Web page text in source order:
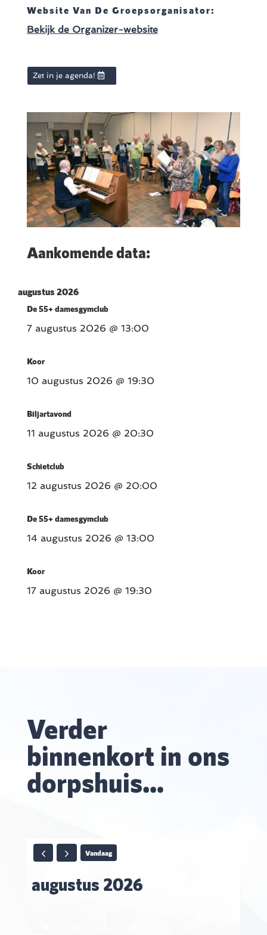
Website Van De Groepsorganisator:
Bekijk de Organizer-website
Zet in je agenda!
Aankomende data:
augustus 2026
De 55+ damesgymclub
7 augustus 2026 @ 13:00
Koor
10 augustus 2026 @ 19:30
Biljartavond
11 augustus 2026 @ 20:30
Schietclub
12 augustus 2026 @ 20:00
De 55+ damesgymclub
14 augustus 2026 @ 13:00
Koor
17 augustus 2026 @ 19:30
Verder
binnenkort in ons
dorpshuis…
Vandaag
augustus 2026